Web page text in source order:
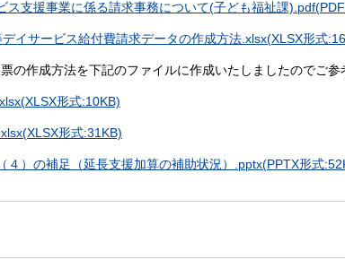
ス支援事業に係る請求事務について(子ども福祉課
イサービス給付費請求データの作成方法.xlsx(XLSX形式
の作成方法を下記のファイルに作成いたしましたのでご参
形式:10KB)
形式:31KB)
４）の補足（延長支援加算の補助状況）.pptx(PPTX形式